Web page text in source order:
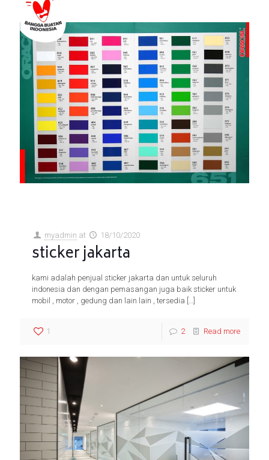
myadmin at 18/10/2020
sticker jakarta
kami adalah penjual sticker jakarta dan untuk seluruh
indonesia dan dengan pemasangan juga baik sticker untuk
mobil , motor , gedung dan lain lain , tersedia […]
1 2 Read more